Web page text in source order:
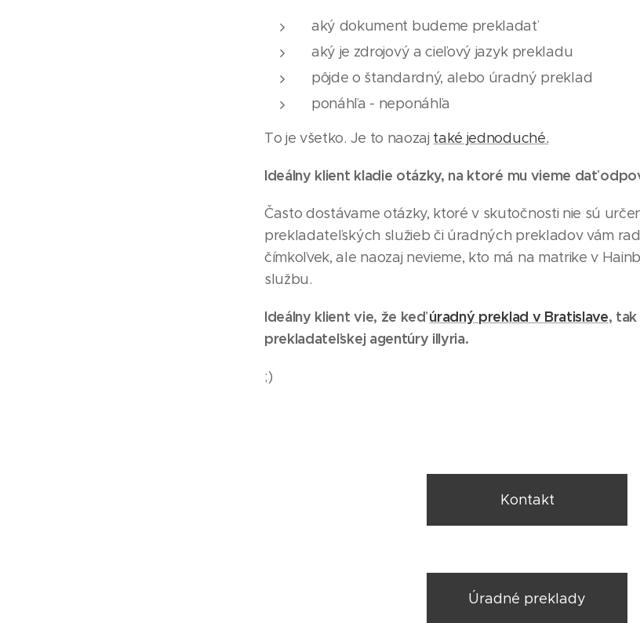
aký dokument budeme prekladať
aký je zdrojový a cieľový jazyk prekladu
pôjde o štandardný, alebo úradný preklad
ponáhľa - neponáhľa
To je všetko. Je to naozaj také jednoduché.
Ideálny klient kladie otázky, na ktoré mu vieme dať
Často dostávame otázky, ktoré v skutočnosti nie sú
prekladateľských služieb či úradných prekladov vám
čímkoľvek, ale naozaj nevieme, kto má na matrike v
službu.
Ideálny klient vie, že keďúradný preklad v Bratislave,
prekladateľskej agentúry illyria.
;)
Kontakt
Úradné preklady